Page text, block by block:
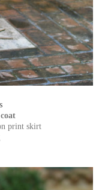
print skirt